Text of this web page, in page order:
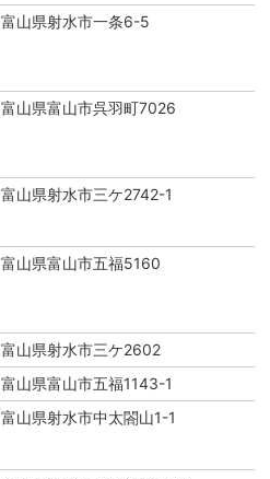
富山県射水市一条6-5
富山県富山市呉羽町7026
富山県射水市三ケ2742-1
富山県富山市五福5160
富山県射水市三ケ2602
富山県富山市五福1143-1
富山県射水市中太閤山1-1